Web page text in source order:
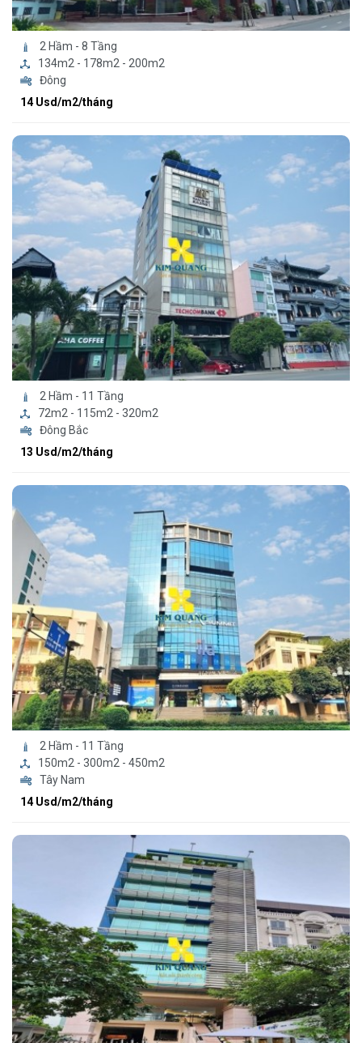
2 Hầm - 8 Tầng
134m2 - 178m2 - 200m2
Đông
14 Usd/m2/tháng
2 Hầm - 11 Tầng
72m2 - 115m2 - 320m2
Đông Bắc
13 Usd/m2/tháng
2 Hầm - 11 Tầng
150m2 - 300m2 - 450m2
Tây Nam
14 Usd/m2/tháng